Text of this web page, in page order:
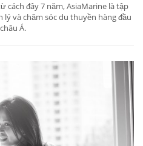
đây 7 năm, AsiaMarine là tập
và chăm sóc du thuyền hàng đầu
Á.